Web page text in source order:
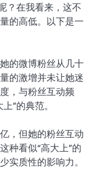
？在我看来，这不
的高低。以下是一
的微博粉丝从几十
的激增并未让她迷
，与粉丝互动频
”的典范。
，但她的粉丝互动
种看似“高大上”的
实质性的影响力。